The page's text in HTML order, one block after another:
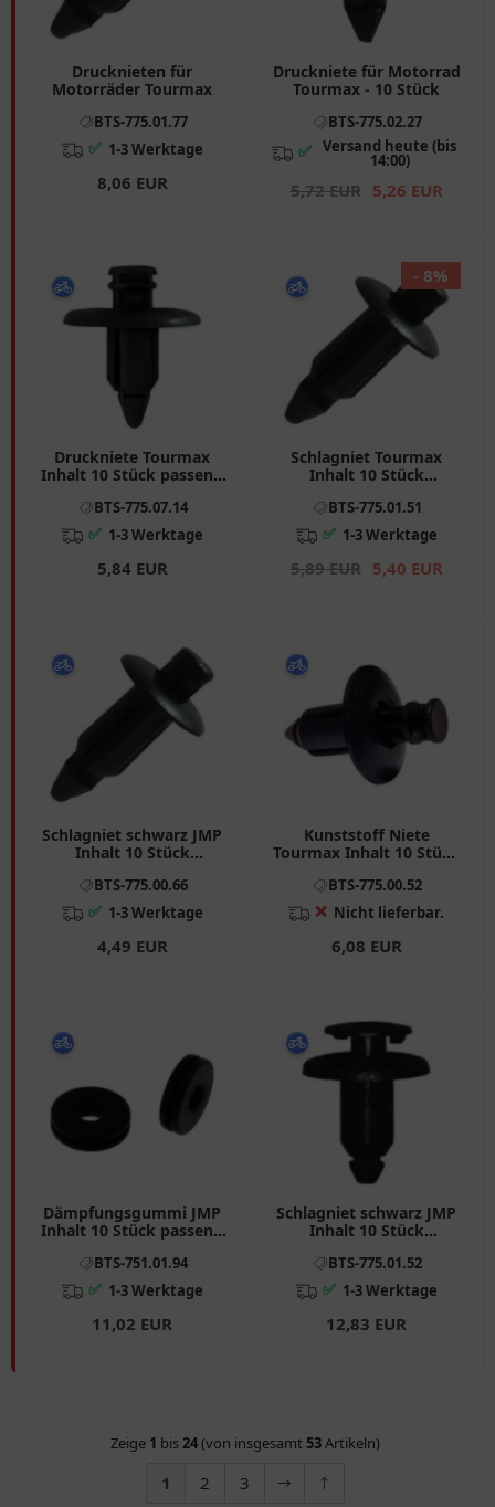
Drucknieten für
Motorräder Tourmax
BTS-775.01.77
✅ 1-3 Werktage
8,06 EUR
Druckniete für Motorrad
Tourmax - 10 Stück
BTS-775.02.27
✅ Versand heute (bis
14:00)
5,72 EUR 5,26 EUR
Druckniete Tourmax
Inhalt 10 Stück passend
- Z
BTS-775.07.14
✅ 1-3 Werktage
5,84 EUR
Schlagniet Tourmax
Inhalt 10 Stück
passend für: Suzuki AN,
LT - Z, DR - Z
BTS-775.01.51
✅ 1-3 Werktage
5,89 EUR 5,40 EUR
- 8%
Schlagniet schwarz JMP
Inhalt 10 Stück
passend für: Suzuki AN,
LT - Z, DR - Z
BTS-775.00.66
✅ 1-3 Werktage
4,49 EUR
Kunststoff Niete
Tourmax Inhalt 10 Stück
UH, DR - Z
BTS-775.00.52
❌ Nicht lieferbar.
6,08 EUR
Dämpfungsgummi JMP
Inhalt 10 Stück passend
BTS-751.01.94
✅ 1-3 Werktage
11,02 EUR
Schlagniet schwarz JMP
Inhalt 10 Stück
passend für: Honda XL,
CBR, VTR
BTS-775.01.52
✅ 1-3 Werktage
12,83 EUR
Zeige 1 bis24(von insgesamt 53Artikeln)
1 2 3